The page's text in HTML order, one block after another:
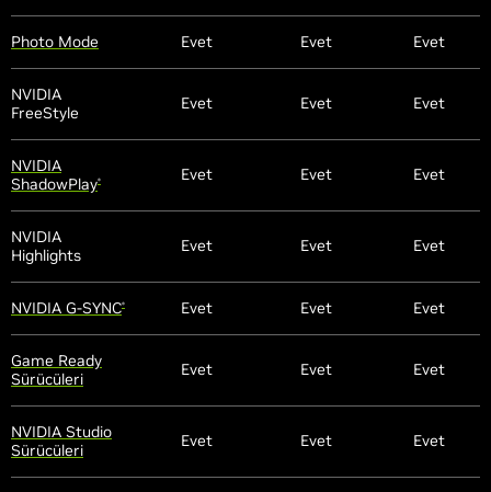
Photo Mode Evet Evet Evet
NVIDIA
FreeStyle
Evet Evet Evet
NVIDIA
ShadowPlay® Evet Evet Evet
NVIDIA
Highlights
Evet Evet Evet
NVIDIA G-SYNC® Evet Evet Evet
Game Ready
Sürücüleri
Evet Evet Evet
NVIDIA Studio
Sürücüleri
Evet Evet Evet